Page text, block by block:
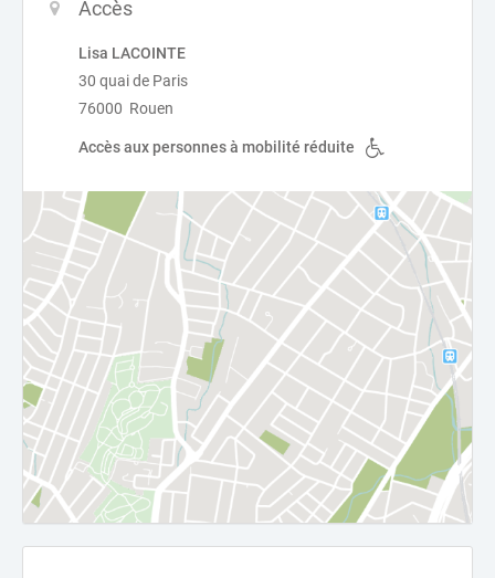
Accès
Lisa LACOINTE
30 quai de Paris
76000 Rouen
Accès aux personnes à mobilité réduite